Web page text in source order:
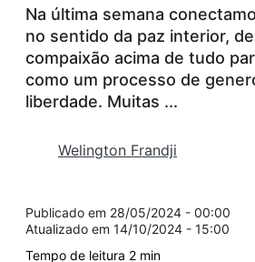
Na última semana
no sentido da paz interior,
compaixão acima de tudo
como um processo de
liberdade. Muitas ...
Welington Frandji
28/05/2024 - 00:00
14/10/2024 - 15:00